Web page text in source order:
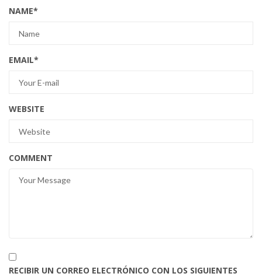
NAME*
EMAIL*
WEBSITE
COMMENT
RECIBIR UN CORREO ELECTRÓNICO CON LOS SIGUIENTES